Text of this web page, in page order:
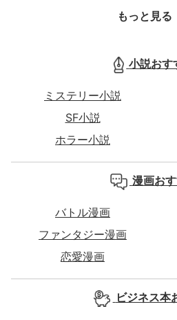
もっと見る
小説おす
ミステリー小説
SF小説
ホラー小説
漫画お
バトル漫画
ファンタジー漫画
恋愛漫画
ビジネス本